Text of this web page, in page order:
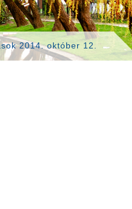
2014. október 12.